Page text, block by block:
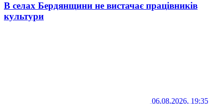
В селах Бердянщини не вистачає працівників
культури
06.08.2026, 19:35